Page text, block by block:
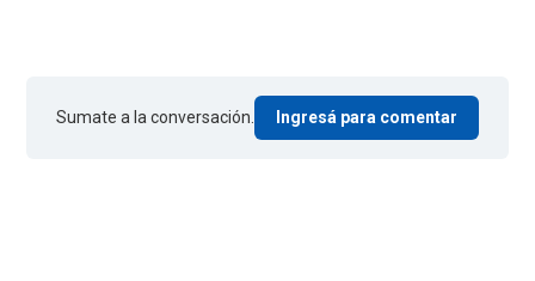
Sumate a la conversación. Ingresá para comentar